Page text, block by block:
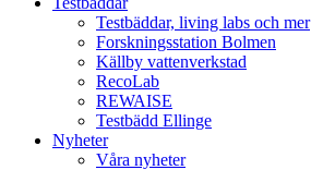
Testbäddar, living labs och mer
Forskningsstation Bolmen
Källby vattenverkstad
RecoLab
REWAISE
Testbädd Ellinge
Nyheter
Våra nyheter